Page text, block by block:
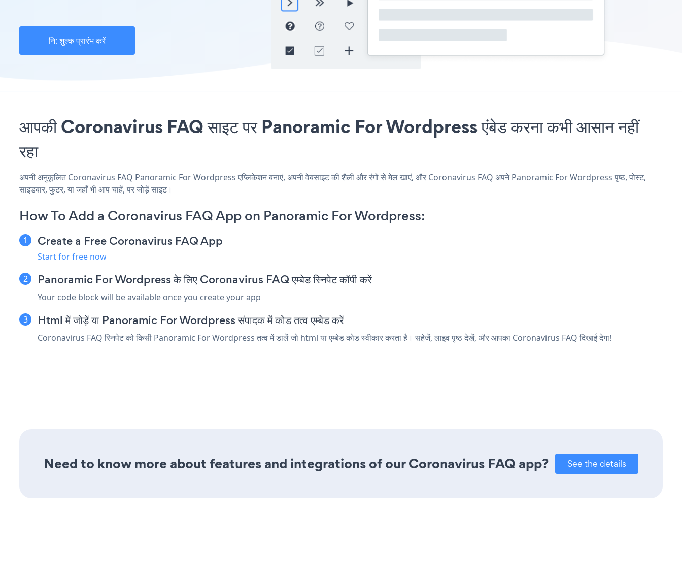
नि: शुल्क प्रारंभ करें
आपकी Coronavirus FAQ साइट पर Panoramic For Wordpress एंबेड करना कभी आसान नहीं
रहा
अपनी अनुकूलित Coronavirus FAQ Panoramic For Wordpress एप्लिकेशन बनाएं, अपनी वेबसाइट की शैली और रंगों से मेल खाएं, और Coronavirus FAQ अपने Panoramic For Wordpress पृष्ठ, पोस्ट,
साइडबार, फुटर, या जहाँ भी आप चाहें, पर जोड़ें साइट।
How To Add a Coronavirus FAQ App on Panoramic For Wordpress:
Create a Free Coronavirus FAQ App
Start for free now
Panoramic For Wordpress के लिए Coronavirus FAQ एम्बेड स्निपेट कॉपी करें
Your code block will be available once you create your app
Html में जोड़ें या Panoramic For Wordpress संपादक में कोड तत्व एम्बेड करें
Coronavirus FAQ स्निपेट को किसी Panoramic For Wordpress तत्व में डालें जो html या एम्बेड कोड स्वीकार करता है। सहेजें, लाइव पृष्ठ देखें, और आपका Coronavirus FAQ दिखाई देगा!
Need to know more about features and integrations of our Coronavirus FAQ app? See the details